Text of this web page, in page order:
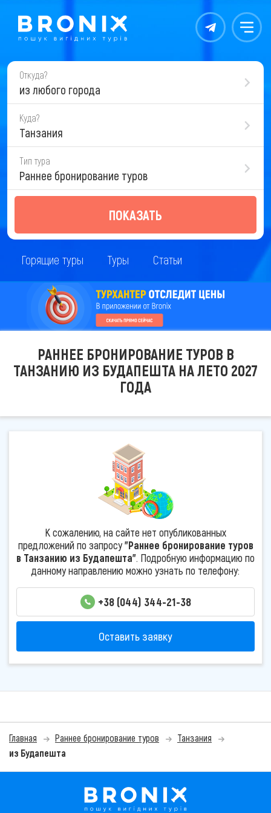
Контакты Меню
Откуда?
из любого города
Куда?
Танзания
Тип тура
Раннее бронирование туров
ПОКАЗАТЬ
Горящие туры Туры Статьи
РАННЕЕ БРОНИРОВАНИЕ ТУРОВ В
ТАНЗАНИЮ ИЗ БУДАПЕШТА НА ЛЕТО 2027
ГОДА
К сожалению, на сайте нет опубликованных
предложений по запросу"Раннее бронирование туров
в Танзанию из Будапешта". Подробную информацию по
данному направлению можно узнать по телефону:
+38 (044) 344-21-38
Оставить заявку
Главная Раннее бронирование туров
Танзания
из Будапешта